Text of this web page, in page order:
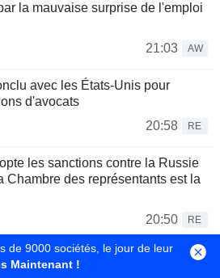
la mauvaise surprise de l'emploi
21:03
AW
avec les États-Unis pour
d'avocats
20:58
RE
les sanctions contre la Russie
Chambre des représentants est la
20:50
RE
de 9000 sociétés, le jour de leur
Maintenant !